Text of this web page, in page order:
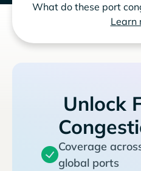
What do these port
Learn
Unlock
Coverage
global ports